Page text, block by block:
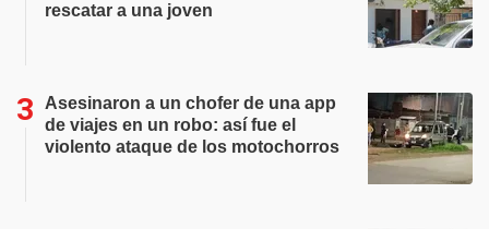
rescatar a una joven
Asesinaron a un chofer de una app
de viajes en un robo: así fue el
violento ataque de los motochorros